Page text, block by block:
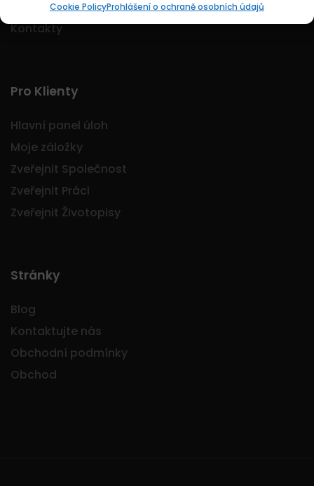
Cookie PolicyProhlášení o ochraně osobních údajů
Kontakty
Pro Klienty
Hlavní panel úloh
Moje záložky
Zveřejnit Společnost
Zveřejnit Práci
Zveřejnit Životopisy
Stránky
Blog
Kontaktujte nás
Obchodní podmínky
Obchod